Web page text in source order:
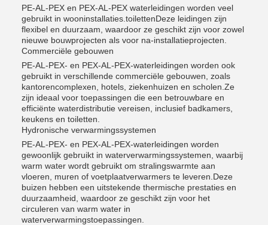
PE-AL-PEX en PEX-AL-PEX waterleidingen worden veel
gebruikt in wooninstallaties.toilettenDeze leidingen zijn
flexibel en duurzaam, waardoor ze geschikt zijn voor zowel
nieuwe bouwprojecten als voor na-installatieprojecten.
Commerciële gebouwen
PE-AL-PEX- en PEX-AL-PEX-waterleidingen worden ook
gebruikt in verschillende commerciële gebouwen, zoals
kantorencomplexen, hotels, ziekenhuizen en scholen.Ze
zijn ideaal voor toepassingen die een betrouwbare en
efficiënte waterdistributie vereisen, inclusief badkamers,
keukens en toiletten.
Hydronische verwarmingssystemen
PE-AL-PEX- en PEX-AL-PEX-waterleidingen worden
gewoonlijk gebruikt in waterverwarmingssystemen, waarbij
warm water wordt gebruikt om stralingswarmte aan
vloeren, muren of voetplaatverwarmers te leveren.Deze
buizen hebben een uitstekende thermische prestaties en
duurzaamheid, waardoor ze geschikt zijn voor het
circuleren van warm water in
waterverwarmingstoepassingen.